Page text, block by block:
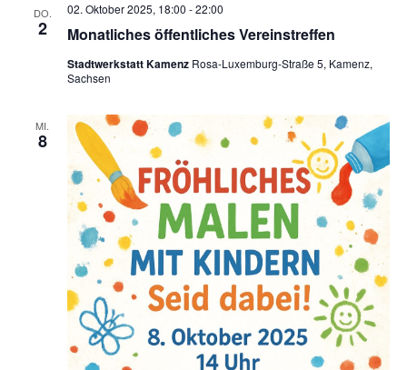
DO.
2 Monatliches öffentliches Vereinstreffen
02. Oktober 2025, 18:00 -22:00
Stadtwerkstatt Kamenz Rosa-Luxemburg-Straße 5, Kamenz,
Sachsen
MI.
8